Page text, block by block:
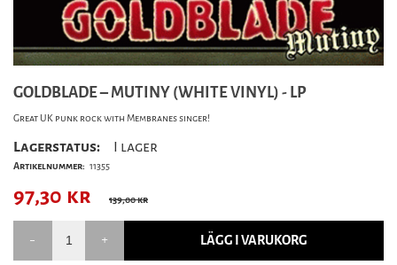
GOLDBLADE – MUTINY (WHITE VINYL) - LP
Great UK punk rock with Membranes singer!
Lagerstatus: I lager
Artikelnummer: 11355
97,30 kr 139,00 kr
LÄGG I VARUKORG